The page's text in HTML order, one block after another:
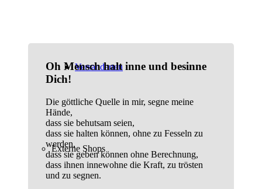
Versandarten
Externe Shops
Oh Mensch halt inne und besinne
Dich!
Die göttliche Quelle in mir, segne meine
Hände,
dass sie behutsam seien,
dass sie halten können, ohne zu Fesseln zu
werden,
dass sie geben können ohne Berechnung,
dass ihnen innewohne die Kraft, zu trösten
und zu segnen.